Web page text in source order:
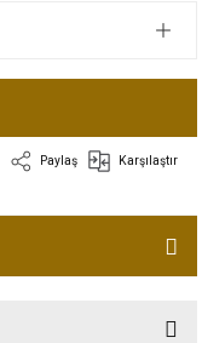
Paylaş Karşılaştır